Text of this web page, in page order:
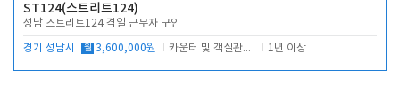
ST124(스트리트124)
성남 스트리트124 격일 근무자 구인
경기 성남시 월 3,600,000원 카운터 및 객실관리 전반 1년 이상